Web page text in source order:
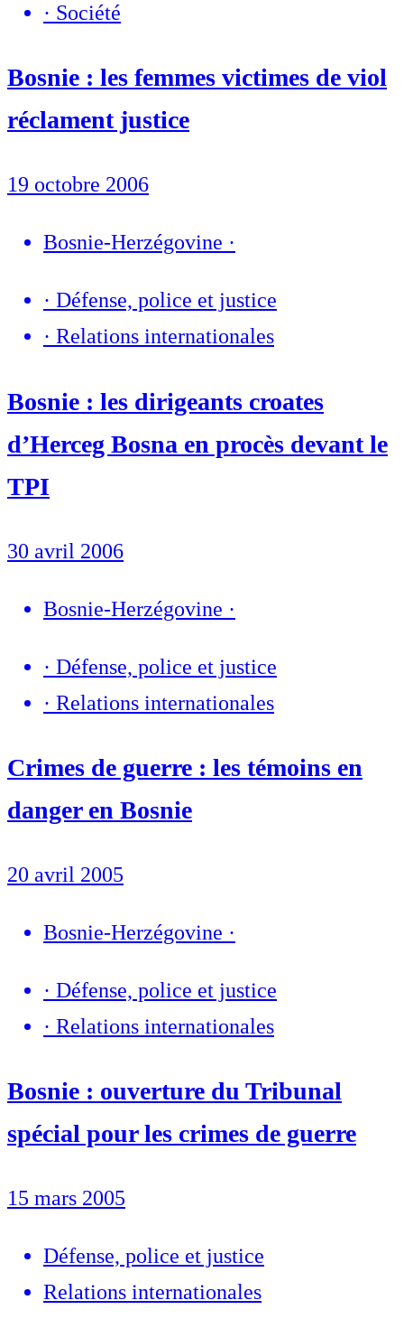
· Société
Bosnie : les femmes victimes de viol
réclament justice
19 octobre 2006
Bosnie-Herzégovine ·
· Défense, police et justice
· Relations internationales
Bosnie : les dirigeants croates
d’Herceg Bosna en procès devant le
TPI
30 avril 2006
Bosnie-Herzégovine ·
· Défense, police et justice
· Relations internationales
Crimes de guerre : les témoins en
danger en Bosnie
20 avril 2005
Bosnie-Herzégovine ·
· Défense, police et justice
· Relations internationales
Bosnie : ouverture du Tribunal
spécial pour les crimes de guerre
15 mars 2005
Défense, police et justice
Relations internationales